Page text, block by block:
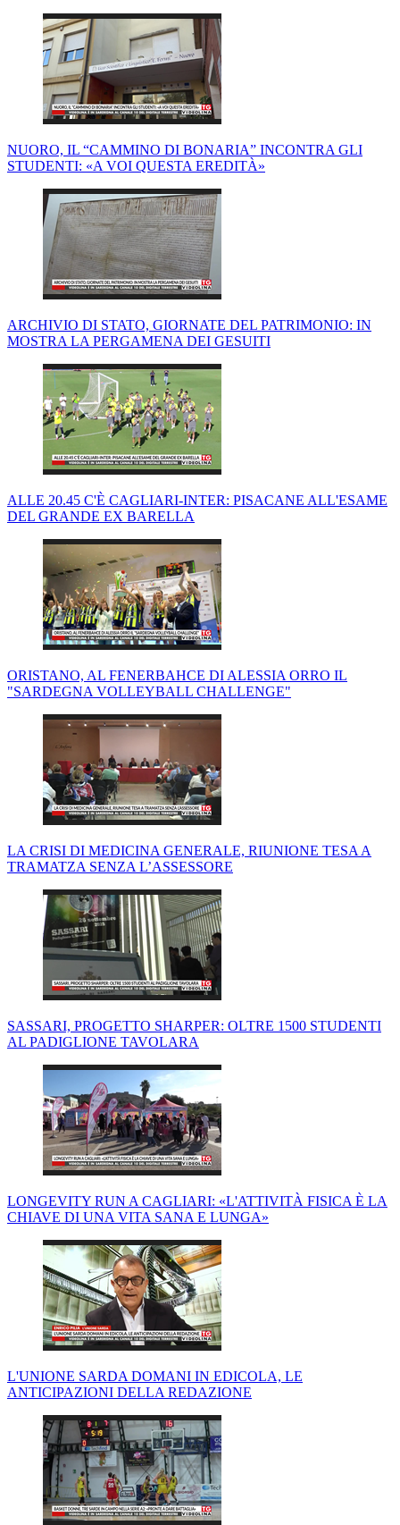
NUORO, IL “CAMMINO DI BONARIA” INCONTRA GLI
STUDENTI: «A VOI QUESTA EREDITÀ»
ARCHIVIO DI STATO, GIORNATE DEL PATRIMONIO: IN
MOSTRA LA PERGAMENA DEI GESUITI
ALLE 20.45 C'È CAGLIARI-INTER: PISACANE ALL'ESAME
DEL GRANDE EX BARELLA
ORISTANO, AL FENERBAHCE DI ALESSIA ORRO IL
"SARDEGNA VOLLEYBALL CHALLENGE"
LA CRISI DI MEDICINA GENERALE, RIUNIONE TESA A
TRAMATZA SENZA L’ASSESSORE
SASSARI, PROGETTO SHARPER: OLTRE 1500 STUDENTI
AL PADIGLIONE TAVOLARA
LONGEVITY RUN A CAGLIARI: «L'ATTIVITÀ FISICA È LA
CHIAVE DI UNA VITA SANA E LUNGA»
L'UNIONE SARDA DOMANI IN EDICOLA, LE
ANTICIPAZIONI DELLA REDAZIONE